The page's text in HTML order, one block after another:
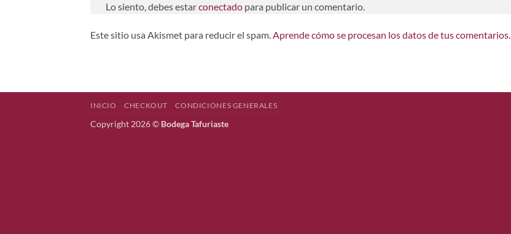
Lo siento, debes estarconectado para publicar un comentario.
Este sitio usa Akismet para reducir el spam.Aprende cómo se procesan los datos de tus comentarios.
INICIO CHECKOUT CONDICIONES GENERALES
Copyright 2026 © Bodega Tafuriaste